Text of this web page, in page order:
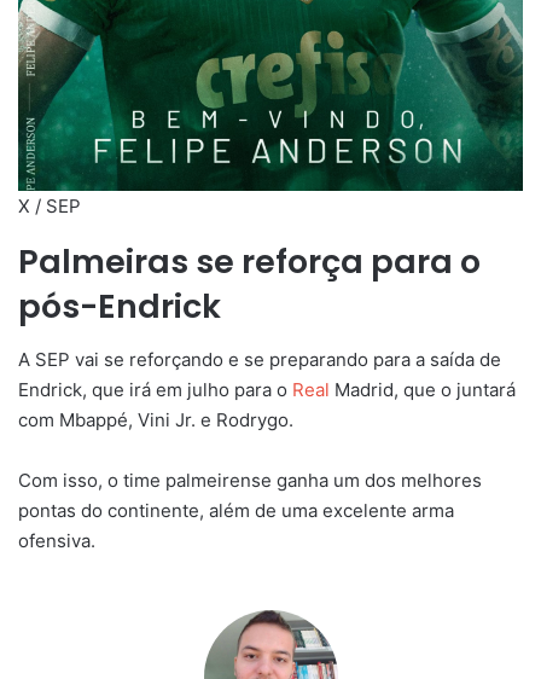
X / SEP
Palmeiras se reforça para o
pós-Endrick
A SEP vai se reforçando e se preparando para a saída de
Endrick, que irá em julho para o Real Madrid, que o juntará
com Mbappé, Vini Jr. e Rodrygo.
Com isso, o time palmeirense ganha um dos melhores
pontas do continente, além de uma excelente arma
ofensiva.